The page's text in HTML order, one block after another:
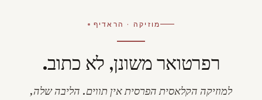
מוזיקה · הראדיף
רפרטואר משונן, לא כתוב.
למוזיקה הקלאסית הפרסית אין תווים. הליבה שלה,